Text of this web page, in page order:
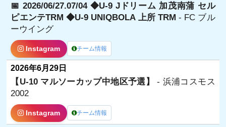
📅 2026/06/27.07/04 ◆U-9 Jドリーム 加茂南蒲 セル
ピエンテTRM ◆U-9 UNIQBOLA 上所 TRM- FC ブル
ーウイング
Instagram チーム情報
2026年6月29日
【U-10 マルソーカップ中地区予選】- 浜浦コスモス
2002
Instagram チーム情報